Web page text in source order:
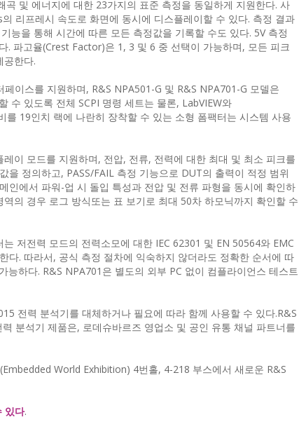
및 에너지에 대한 23가지의 표준 측정을 동일하게 지원한다. 사
리프레시 속도로 화면에 동시에 디스플레이할 수 있다. 측정 결과
능을 통해 시간에 따른 모든 측정값을 기록할 수도 있다. 5V 측정
. 파고율(Crest Factor)은 1, 3 및 6 중 선택이 가능하며, 모든 피크
공한다.
이스를 지원하며, R&S NPA501-G 및 R&S NPA701-G 모델은
수 있도록 전체 SCPI 명령 세트는 물론, LabVIEW와
19인치 랙에 나란히 장착할 수 있는 소형 폼팩터는 시스템 사용
이 모드를 지원하며, 전압, 전류, 전력에 대한 최대 및 최소 피크를
정의하고, PASS/FAIL 측정 기능으로 DUT의 출력이 적정 범위
인에서 파워-업 시 돌입 특성과 전압 및 전류 파형을 동시에 확인하
의 경우 로그 방식또는 표 보기로 최대 50차 하모닉까지 확인할 수
저전력 모드의 전력소모에 대한 IEC 62301 및 EN 50564와 EMC
. 따라서, 공식 측정 절차에 익숙하지 않더라도 정확한 순서에 따
하다. R&S NPA701은 별도의 외부 PC 없이 컴플라이언스 테스트
전력 분석기를 대체하거나 필요에 따라 함께 사용할 수 있다.R&S
분석기 제품은, 로데슈바르즈 영업소 및 공인 유통 채널 파트너를
World Exhibition) 4번홀, 4-218 부스에서 새로운 R&S
있다.